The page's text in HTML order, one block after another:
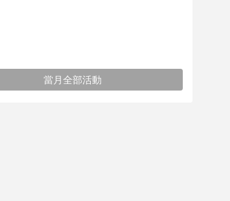
當月全部活動